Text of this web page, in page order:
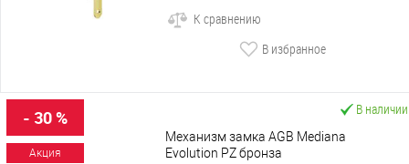
К сравнению
В избранное
- 30 %
Акция
В наличии
Механизм замка AGB Mediana
Evolution PZ бронза